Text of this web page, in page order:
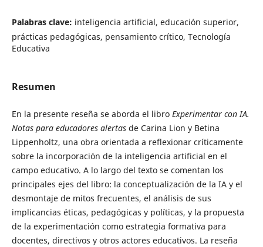
Palabras clave: inteligencia artificial, educación superior,
prácticas pedagógicas, pensamiento crítico, Tecnología
Educativa
Resumen
En la presente reseña se aborda el libro Experimentar con IA.
Notas para educadores alertasde Carina Lion y Betina
Lippenholtz, una obra orientada a reflexionar críticamente
sobre la incorporación de la inteligencia artificial en el
campo educativo. A lo largo del texto se comentan los
principales ejes del libro: la conceptualización de la IA y el
desmontaje de mitos frecuentes, el análisis de sus
implicancias éticas, pedagógicas y políticas, y la propuesta
de la experimentación como estrategia formativa para
docentes, directivos y otros actores educativos. La reseña